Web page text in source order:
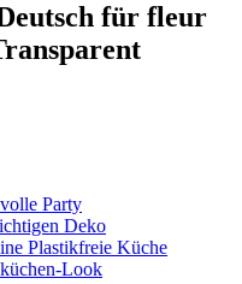
für fleur
Party
Deko
Plastikfreie Küche
Look